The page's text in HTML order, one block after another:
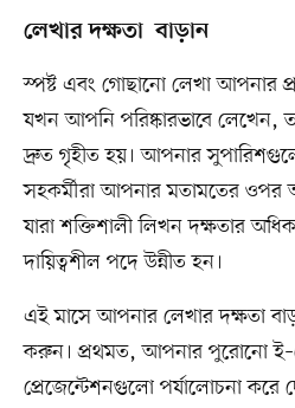
লেখার দক্ষতা বাড়ান
স্পষ্ট এবং গোছানো লেখা আপনার
যখন আপনি পরিষ্কারভাবে
দ্রুত গৃহীত হয়। আপনার
সহকর্মীরা আপনার মতামতের ওপর
যারা শক্তিশালী লিখন দক্ষতার
দায়িত্বশীল পদে উন্নীত হন।
এই মাসে আপনার লেখার দক্ষতা
করুন। প্রথমত, আপনার পুরোনো
প্রেজেন্টেশনগুলো পর্যালোচনা